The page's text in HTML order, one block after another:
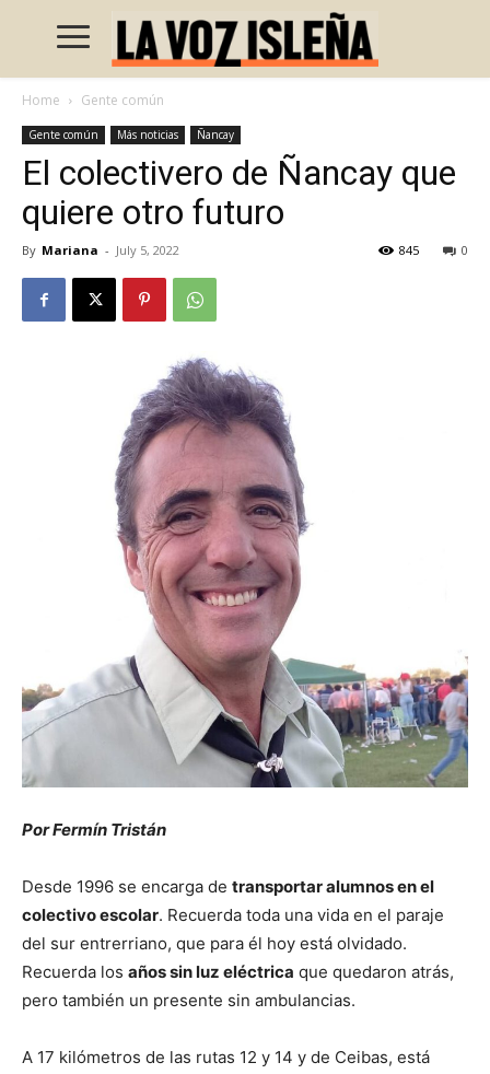
Home Gente común
Gente común Más noticias Ñancay
El colectivero de Ñancay que
quiere otro futuro
By Mariana - July 5, 2022 0
845
Por Fermín Tristán
Desde 1996 se encarga de transportar alumnos en el
colectivo escolar. Recuerda toda una vida en el paraje
del sur entrerriano, que para él hoy está olvidado.
Recuerda los años sin luz eléctrica que quedaron atrás,
pero también un presente sin ambulancias.
A 17 kilómetros de las rutas 12 y 14 y de Ceibas, está